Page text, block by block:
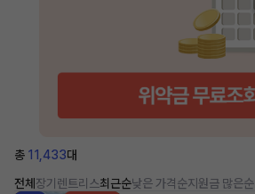
총 11,433대
전체 장기렌트리스최근순낮은 가격순지원금 많은순